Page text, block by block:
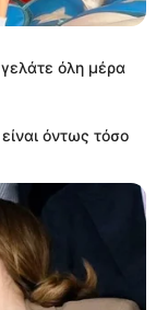
όλη μέρα
όντως τόσο